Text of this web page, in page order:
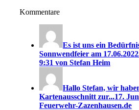
Kommentare
Es ist uns ein
Sonnwendfeier am
9:31 von Stefan Heim
Hallo Stefan, wir
Kartenausschnitt zur...17.
Feuerwehr-Zazenhausen.de